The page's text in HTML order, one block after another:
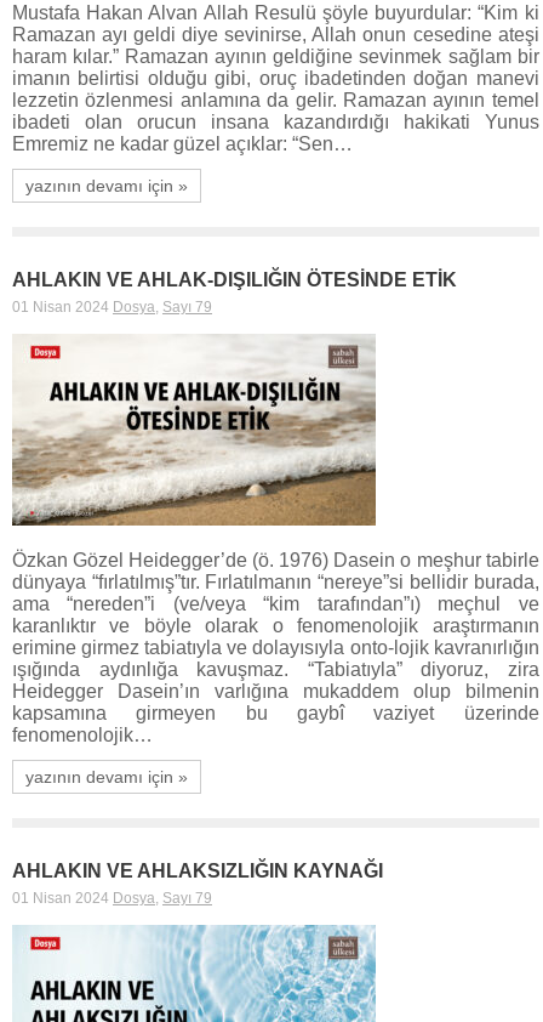
Mustafa Hakan Alvan Allah Resulü şöyle buyurdular: “Kim ki
Ramazan ayı geldi diye sevinirse, Allah onun cesedine ateşi
haram kılar.” Ramazan ayının geldiğine sevinmek sağlam bir
imanın belirtisi olduğu gibi, oruç ibadetinden doğan manevi
lezzetin özlenmesi anlamına da gelir. Ramazan ayının temel
ibadeti olan orucun insana kazandırdığı hakikati Yunus
Emremiz ne kadar güzel açıklar: “Sen…
yazının devamı için »
AHLAKIN VE AHLAK-DIŞILIĞIN ÖTESİNDE ETİK
01 Nisan 2024 Dosya, Sayı 79
Özkan Gözel Heidegger’de (ö. 1976) Dasein o meşhur tabirle
dünyaya “fırlatılmış”tır. Fırlatılmanın “nereye”si bellidir burada,
ama “nereden”i (ve/veya “kim tarafından”ı) meçhul ve
karanlıktır ve böyle olarak o fenomenolojik araştırmanın
erimine girmez tabiatıyla ve dolayısıyla onto-lojik kavranırlığın
ışığında aydınlığa kavuşmaz. “Tabiatıyla” diyoruz, zira
Heidegger Dasein’ın varlığına mukaddem olup bilmenin
kapsamına girmeyen bu gaybî vaziyet üzerinde
fenomenolojik…
yazının devamı için »
AHLAKIN VE AHLAKSIZLIĞIN KAYNAĞI
01 Nisan 2024 Dosya, Sayı 79